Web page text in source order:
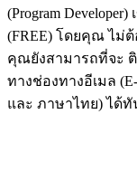
(Program
(FREE) โดยคุณ ไม่
คุณยังสามารถที่จะ
ทางช่องทางอีเมล
และ ภาษาไทย) ได้ทั